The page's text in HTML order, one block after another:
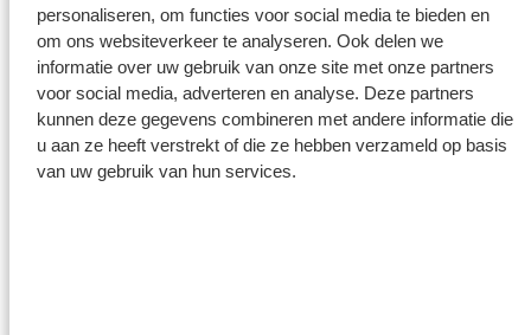
personaliseren, om functies voor social media te bieden en
om ons websiteverkeer te analyseren. Ook delen we
informatie over uw gebruik van onze site met onze partners
voor social media, adverteren en analyse. Deze partners
kunnen deze gegevens combineren met andere informatie die
u aan ze heeft verstrekt of die ze hebben verzameld op basis
van uw gebruik van hun services.
Technische kenmerken
SPMT en conventionele